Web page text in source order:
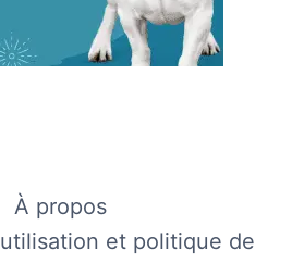
À propos
et politique de